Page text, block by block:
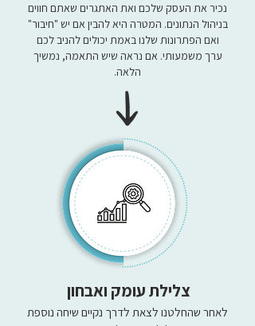
נכיר את העסק שלכם ואת האתגרים שאתם חווים
בניהול הנתונים. המטרה היא להבין אם יש "חיבור"
ואם הפתרונות שלנו באמת יכולים להניב לכם
ערך משמעותי. אם נראה שיש התאמה, נמשיך
הלאה.
צלילת עומק ואבחון
לאחר שהחלטנו לצאת לדרך נקיים שיחה נוספת